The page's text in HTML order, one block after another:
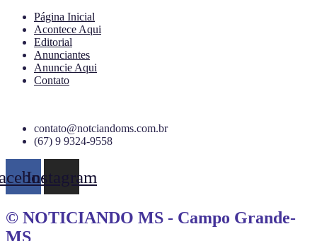
Página Inicial
Acontece Aqui
Editorial
Anunciantes
Anuncie Aqui
Contato
contato@notciandoms.com.br
(67) 9 9324-9558
Instagram
© NOTICIANDO MS - Campo Grande-
MS